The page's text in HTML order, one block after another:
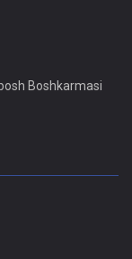
Boshkarmasi